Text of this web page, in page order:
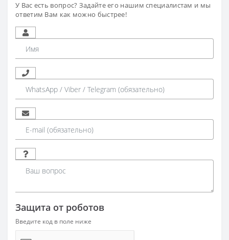
У Вас есть вопрос? Задайте его нашим специалистам и мы
ответим Вам как можно быстрее!
Защита от роботов
Введите код в поле ниже